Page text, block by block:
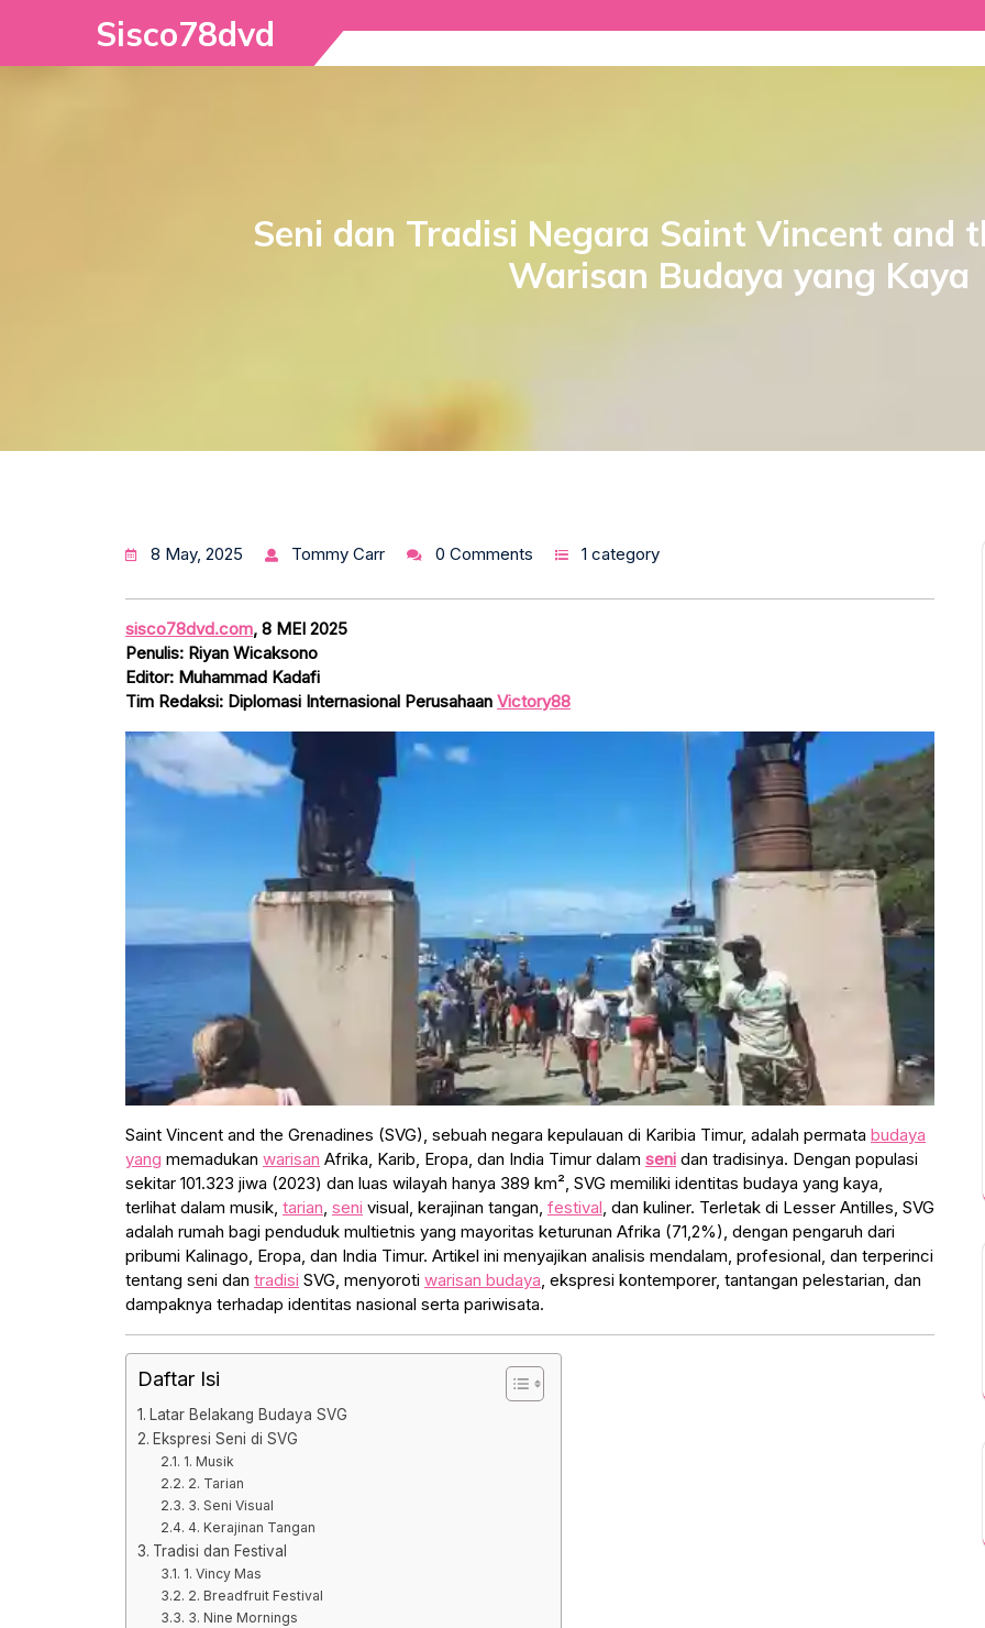
Sisco78dvd
Seni dan Tradisi Negara Saint Vincent and
Warisan Budaya yang Kaya
8 May, 2025 Tommy Carr 0 Comments 1 category
sisco78dvd.com, 8 MEI 2025
Penulis: Riyan Wicaksono
Editor: Muhammad Kadafi
Tim Redaksi: Diplomasi Internasional Perusahaan Victory88
Saint Vincent and the Grenadines (SVG), sebuah negara kepulauan di Karibia Timur, adalah permata budaya
yang memadukan warisan Afrika, Karib, Eropa, dan India Timur dalam seni dan tradisinya. Dengan populasi
sekitar 101.323 jiwa (2023) dan luas wilayah hanya 389 km², SVG memiliki identitas budaya yang kaya,
terlihat dalam musik, tarian, seni visual, kerajinan tangan, festival, dan kuliner. Terletak di Lesser Antilles, SVG
adalah rumah bagi penduduk multietnis yang mayoritas keturunan Afrika (71,2%), dengan pengaruh dari
pribumi Kalinago, Eropa, dan India Timur. Artikel ini menyajikan analisis mendalam, profesional, dan terperinci
tentang seni dan tradisi SVG, menyoroti warisan budaya, ekspresi kontemporer, tantangan pelestarian, dan
dampaknya terhadap identitas nasional serta pariwisata.
Daftar Isi
Latar Belakang Budaya SVG
Ekspresi Seni di SVG
1. Musik
2. Tarian
3. Seni Visual
4. Kerajinan Tangan
Tradisi dan Festival
1. Vincy Mas
2. Breadfruit Festival
3. Nine Mornings